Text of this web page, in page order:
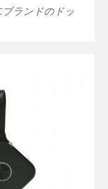
ブランドのドッ